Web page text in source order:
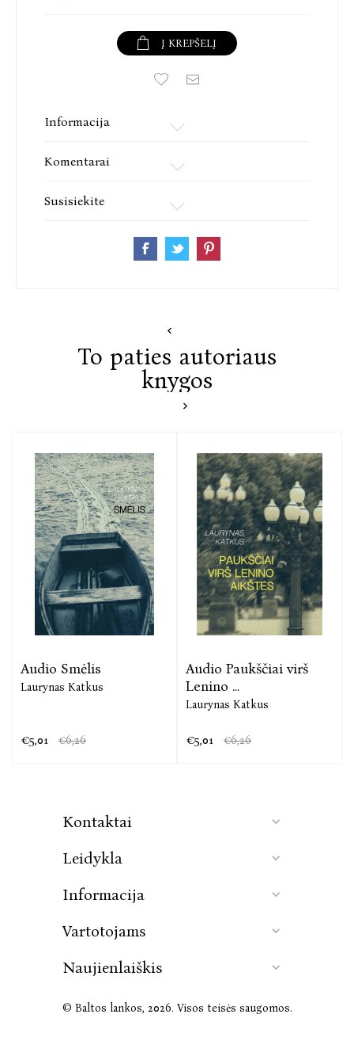
Į KREPŠELĮ
Informacija
Komentarai
Susisiekite
To paties autoriaus
knygos
Audio Smėlis
Laurynas Katkus
€5,01 €6,26
Audio Paukščiai virš
Lenino ...
Laurynas Katkus
€5,01 €6,26
Kontaktai
Leidykla
Informacija
Vartotojams
Naujienlaiškis
© Baltos lankos, 2026. Visos teisės saugomos.